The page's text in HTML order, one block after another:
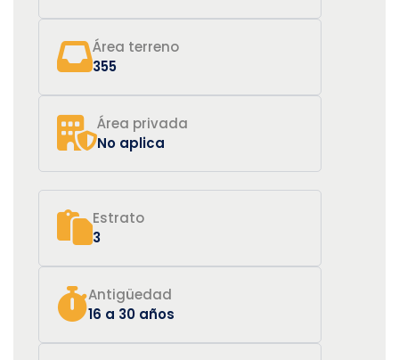
Área terreno
355
Área privada
No aplica
Estrato
3
Antigüedad
16 a 30 años